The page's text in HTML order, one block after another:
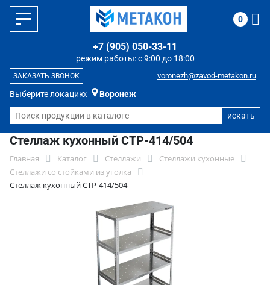
Выберите локацию: Воронеж
режим работы: с 9:00 до 18:00
+7 (905) 050-33-11
voronezh@zavod-metakon.ru
ЗАКАЗАТЬ ЗВОНОК
0
Стеллаж кухонный СТР-414/504
Главная Каталог Стеллажи
Стеллажи кухонные
Стеллажи со стойками из уголка
Стеллаж кухонный СТР-414/504